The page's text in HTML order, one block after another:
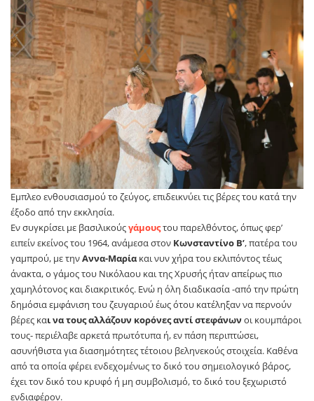
Εμπλεο ενθουσιασμού το ζεύγος, επιδεικνύει τις βέρες του κατά την
έξοδο από την εκκλησία.
Εν συγκρίσει με βασιλικούςγάμουςτου παρελθόντος, όπως φερ’
ειπείν εκείνος του 1964, ανάμεσα στον Κωνσταντίνο Β’, πατέρα του
γαμπρού, με τηνΑννα-Μαρία και νυν χήρα του εκλιπόντος τέως
άνακτα, ο γάμος του Νικόλαου και της Χρυσής ήταν απείρως πιο
χαμηλότονος και διακριτικός. Ενώ η όλη διαδικασία -από την πρώτη
δημόσια εμφάνιση του ζευγαριού έως ότου κατέληξαν να περνούν
βέρες και να τους αλλάζουν κορόνες αντί στεφάνωνοι κουμπάροι
τους- περιέλαβε αρκετά πρωτότυπα ή, εν πάση περιπτώσει,
ασυνήθιστα για διασημότητες τέτοιου βεληνεκούς στοιχεία. Καθένα
από τα οποία φέρει ενδεχομένως το δικό του σημειολογικό βάρος,
έχει τον δικό του κρυφό ή μη συμβολισμό, το δικό του ξεχωριστό
ενδιαφέρον.